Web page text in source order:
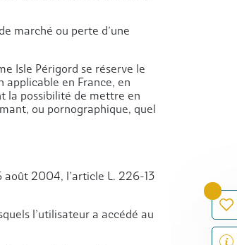
marché ou perte d’une
Isle Périgord se réserve le
en France, en
la possibilité de mettre en
ou pornographique, quel
août 2004, l’article L. 226-13
l’utilisateur a accédé au